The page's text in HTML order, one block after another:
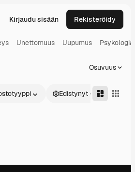
Kirjaudu sisään Rekisteröidy
Unettomuus Uupumus Psykologia
Osuvuus
Edistynyt